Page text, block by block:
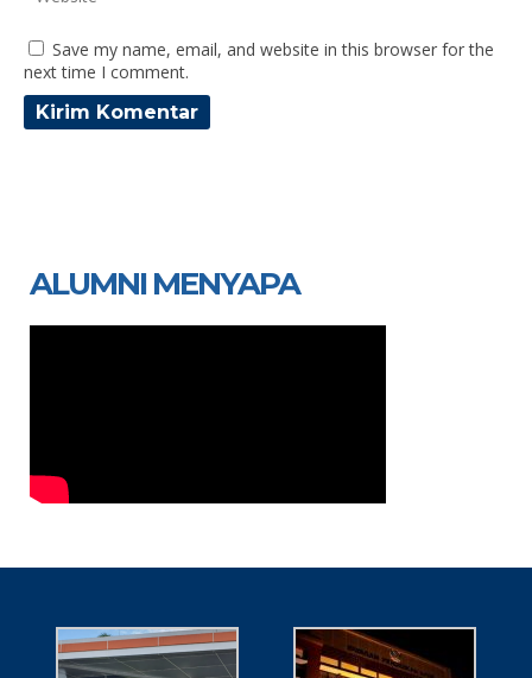
Save my name, email, and website in this browser for the
next time I comment.
ALUMNI MENYAPA